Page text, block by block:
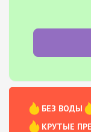
БЕЗ ВОДЫ
КРУТЫЕ